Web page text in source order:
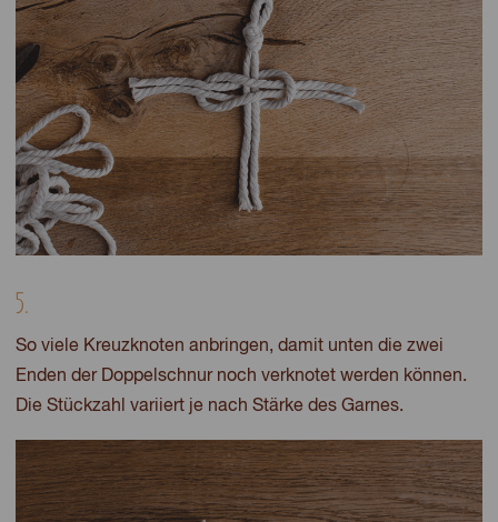
5.
So viele Kreuzknoten anbringen, damit unten die zwei
Enden der Doppelschnur noch verknotet werden können.
Die Stückzahl variiert je nach Stärke des Garnes.